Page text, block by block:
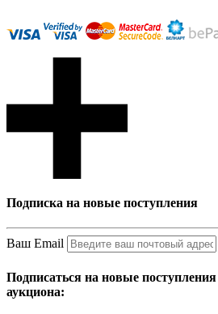
Подписка на новые поступления
Ваш Email
Подписаться на новые поступления
аукциона: